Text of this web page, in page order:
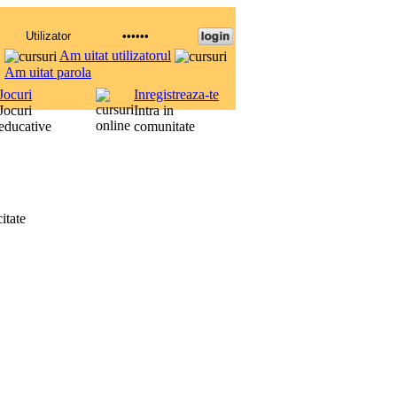
Am uitat utilizatorul
Am uitat parola
Inregistreaza-te
Intra in
comunitate